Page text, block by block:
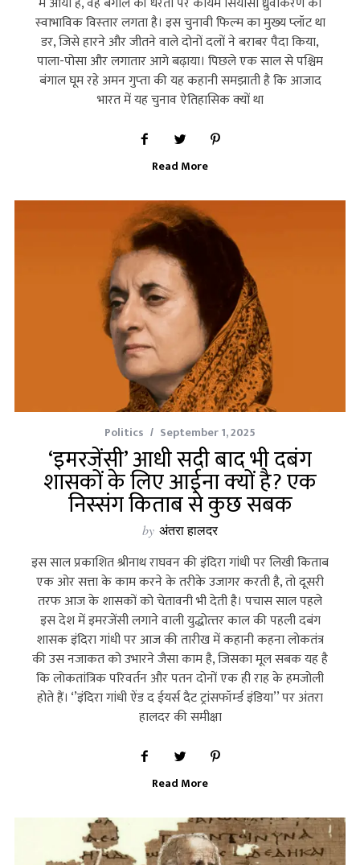
स्‍वाभाविक विस्‍तार लगता है। इस चुनावी फिल्‍म का मुख्‍य प्‍लॉट था
डर, जिसे हारने और जीतने वाले दोनों दलों ने बराबर पैदा किया,
पाला-पोसा और लगातार आगे बढ़ाया। पिछले एक साल से पश्चिम
बंगाल घूम रहे अमन गुप्‍ता की यह कहानी समझाती है कि आजाद
भारत में यह चुनाव ऐतिहासिक क्‍यों था
Read More
Politics September 1, 2025
‘इमरजेंसी’ आधी सदी बाद भी दबंग
शासकों के लिए आईना क्‍यों है? एक
निस्‍संग किताब से कुछ सबक
by अंतरा हालदर
इस साल प्रकाशित श्रीनाथ राघवन की इंदिरा गांधी पर लिखी किताब
एक ओर सत्ता के काम करने के तरीके उजागर करती है, तो दूसरी
तरफ आज के शासकों को चेतावनी भी देती है। पचास साल पहले
इस देश में इमरजेंसी लगाने वाली युद्धोत्‍तर काल की पहली दबंग
शासक इंदिरा गांधी पर आज की तारीख में कहानी कहना लोकतंत्र
की उस नजाकत को उभारने जैसा काम है, जिसका मूल सबक यह है
कि लोकतांत्रिक परिवर्तन और पतन दोनों एक ही राह के हमजोली
होते हैं। ‘’इंदिरा गांधी ऐंड द ईयर्स दैट ट्रांसफॉर्म्‍ड इंडिया’’ पर अंतरा
हालदर की समीक्षा
Read More